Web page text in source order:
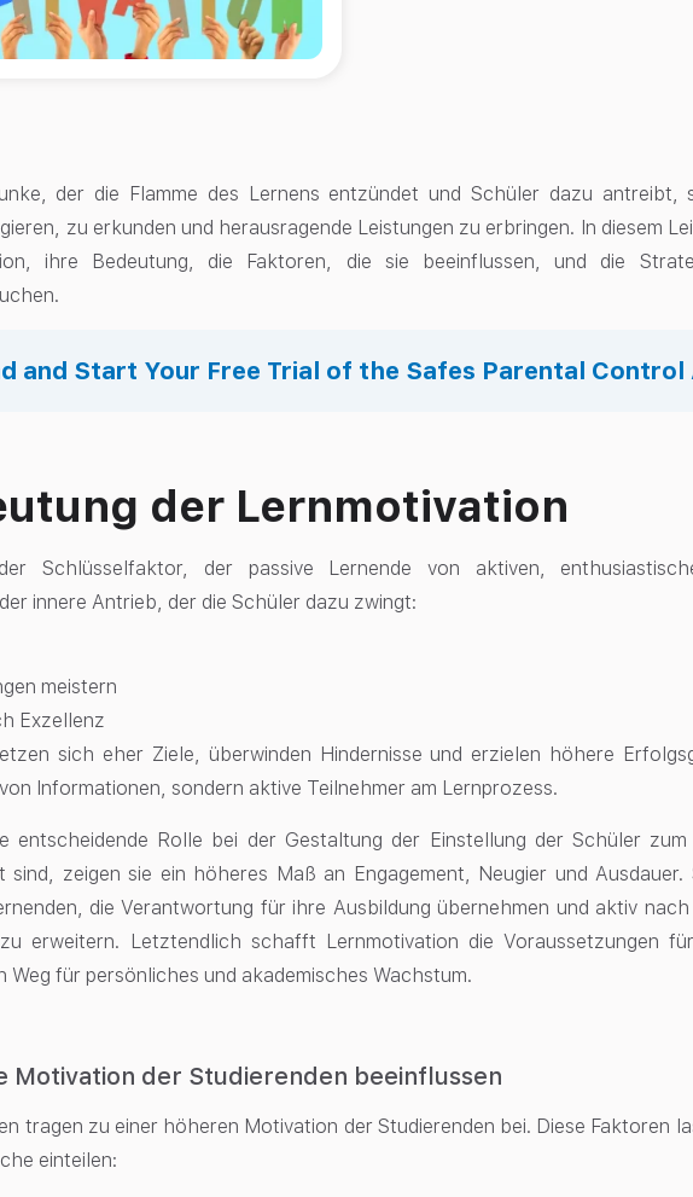
der die Flamme des Lernens entzündet und Schüler dazu antreibt,
zu erkunden und herausragende Leistungen zu erbringen. In diesem
ihre Bedeutung, die Faktoren, die sie beeinflussen, und die
and Start Your Free Trial of the Safes Parental Control
der Lernmotivation
Schlüsselfaktor, der passive Lernende von aktiven,
innere Antrieb, der die Schüler dazu zwingt:
meistern
Exzellenz
sich eher Ziele, überwinden Hindernisse und erzielen höhere
Informationen, sondern aktive Teilnehmer am Lernprozess.
entscheidende Rolle bei der Gestaltung der Einstellung der Schüler zum
sind, zeigen sie ein höheres Maß an Engagement, Neugier und Ausdauer.
die Verantwortung für ihre Ausbildung übernehmen und aktiv
erweitern. Letztendlich schafft Lernmotivation die Voraussetzungen
Weg für persönliches und akademisches Wachstum.
Motivation der Studierenden beeinflussen
tragen zu einer höheren Motivation der Studierenden bei. Diese Faktoren
einteilen: